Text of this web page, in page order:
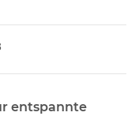
entspannte